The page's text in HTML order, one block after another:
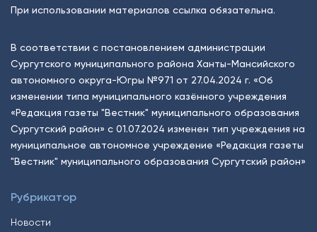
При использовании материалов ссылка обязательна.
В соответствии с постановлением администрации
Сургутского муниципального района Ханты-Мансийского
автономного округа-Югры №971 от 27.04.2024 г. «Об
изменении типа муниципального казённого учреждения
«Редакция газеты "Вестник" муниципального образования
Сургутский район» с 01.07.2024 изменен тип учреждения на
муниципальное автономное учреждение «Редакция газеты
"Вестник" муниципального образования Сургутский район»
Рубрикатор
Новости